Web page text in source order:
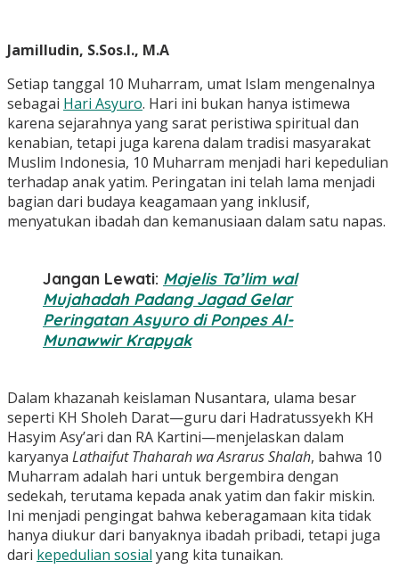
Jamilludin, S.Sos.I., M.A
Setiap tanggal 10 Muharram, umat Islam mengenalnya
sebagai Hari Asyuro. Hari ini bukan hanya istimewa
karena sejarahnya yang sarat peristiwa spiritual dan
kenabian, tetapi juga karena dalam tradisi masyarakat
Muslim Indonesia, 10 Muharram menjadi hari kepedulian
terhadap anak yatim. Peringatan ini telah lama menjadi
bagian dari budaya keagamaan yang inklusif,
menyatukan ibadah dan kemanusiaan dalam satu napas.
Jangan Lewati: Majelis Ta’lim wal
Mujahadah Padang Jagad Gelar
Peringatan Asyuro di Ponpes Al-
Munawwir Krapyak
Dalam khazanah keislaman Nusantara, ulama besar
seperti KH Sholeh Darat—guru dari Hadratussyekh KH
Hasyim Asy’ari dan RA Kartini—menjelaskan dalam
karyanya Lathaifut Thaharah wa Asrarus Shalah, bahwa 10
Muharram adalah hari untuk bergembira dengan
sedekah, terutama kepada anak yatim dan fakir miskin.
Ini menjadi pengingat bahwa keberagamaan kita tidak
hanya diukur dari banyaknya ibadah pribadi, tetapi juga
dari kepedulian sosial yang kita tunaikan.